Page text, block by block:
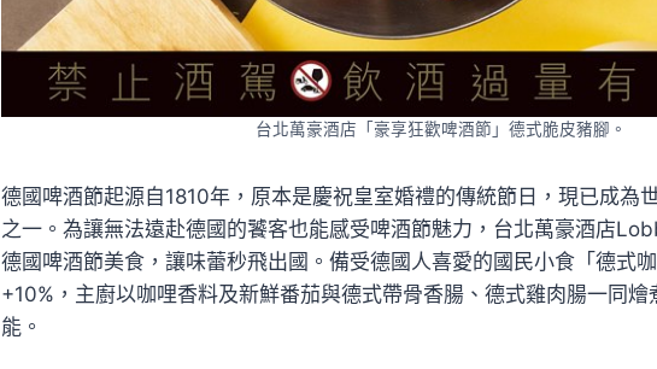
台北萬豪酒店「豪享狂歡啤酒節」德式脆皮豬腳。
德國啤酒節起源自1810年，原本是慶祝皇室婚禮的傳統節日，現已成為
之一。為讓無法遠赴德國的饕客也能感受啤酒節魅力，台北萬豪酒店
德國啤酒節美食，讓味蕾秒飛出國。備受德國人喜愛的國民小食「德式
+10%，主廚以咖哩香料及新鮮番茄與德式帶骨香腸、德式雞肉腸一同
能。